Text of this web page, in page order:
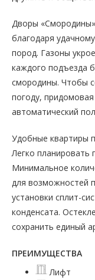
Дворы
благодаря
пород. Газоны
каждого подъезда
смородины. Чтобы
погоду,
автоматический
Удобные квартиры
Легко планировать
Минимальное
для возможностей
установки сплит-
конденсата.
сохранить единый
ПРЕИМУЩЕСТВА
Лифт